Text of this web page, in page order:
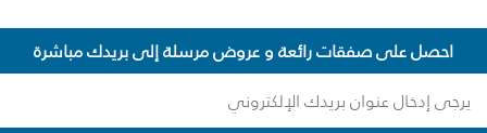
احصل على صفقات رائعة و عروض مرسلة إلى بريدك مباشرة